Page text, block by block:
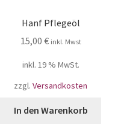
Hanf Pflegeöl
15,00 € inkl. Mwst
inkl. 19 % MwSt.
zzgl. Versandkosten
In den Warenkorb